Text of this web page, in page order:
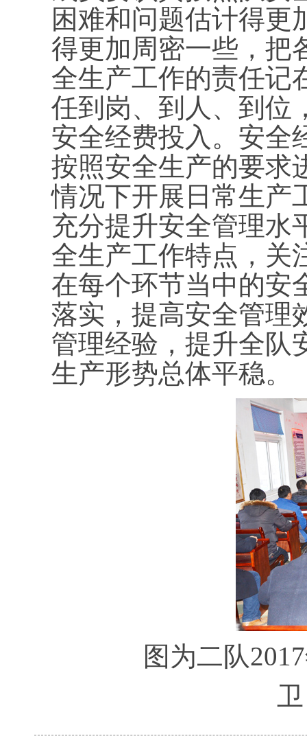
困难和问题估计得更
得更加周密一些，把
全生产工作的责任记
任到岗、到人、到位
安全经费投入。安全
按照安全生产的要求
情况下开展日常生产
充分提升安全管理水
全生产工作特点，关
在每个环节当中的安
落实，提高安全管理
管理经验，提升全队
生产形势总
图为二队